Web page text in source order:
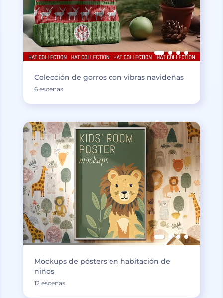
Colección de gorros con vibras navideñas
6 escenas
Mockups de pósters en habitación de
niños
12 escenas